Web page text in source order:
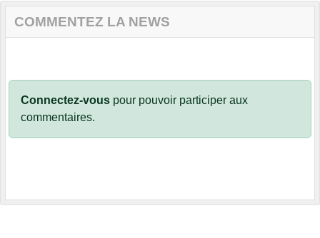
COMMENTEZ LA NEWS
Connectez-vous pour pouvoir participer aux
commentaires.